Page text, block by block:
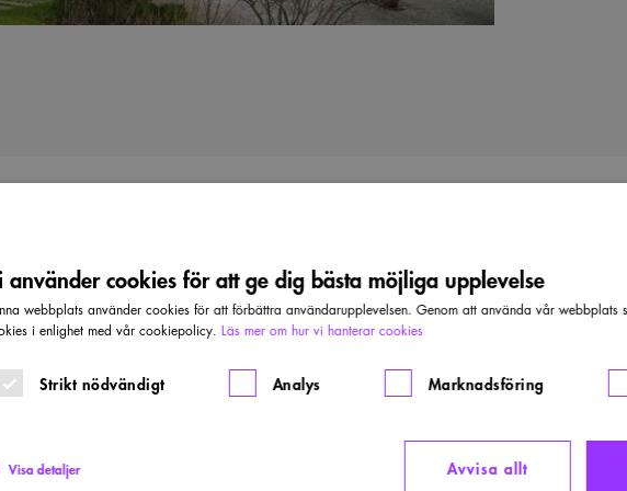
1969 gick till Televerkets
i Farsta.
en produkt av medveten miljöutformning och rationell
använder cookies för att ge dig bästa möjliga upplevelse
webbplats använder cookies för att förbättra användarupplevelsen. Genom att använda vår webbplats
i enlighet med vår cookiepolicy. Läs mer om hur vi hanterar cookies
Strikt nödvändigt Analys Marknadsföring
Avvisa allt
Visa detaljer